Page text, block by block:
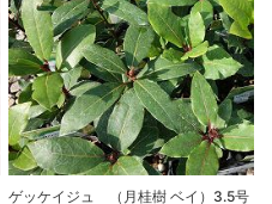
ゲッケイジュ （月桂樹 ベイ）3.5号